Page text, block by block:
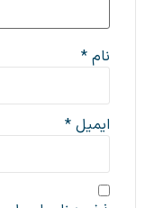
نام *
ایمیل *